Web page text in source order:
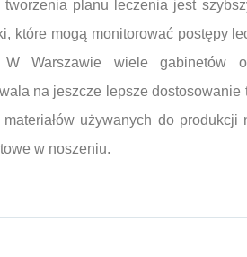
tworzenia planu leczenia jest
które mogą monitorować postępy
W Warszawie wiele gabinetów
na jeszcze lepsze
używanych do
w noszeniu.